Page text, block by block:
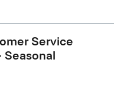
Service